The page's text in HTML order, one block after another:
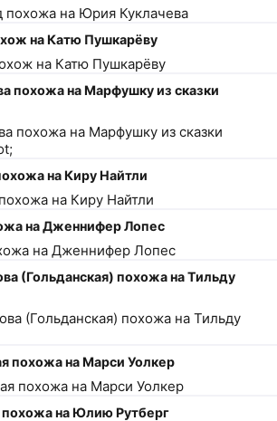
на Катю Пушкарёву
похожа на Марфушку из сказки
на Киру Найтли
на Дженнифер Лопес
(Гольданская) похожа на Тильду
похожа на Марси Уолкер
на Юлию Рутберг